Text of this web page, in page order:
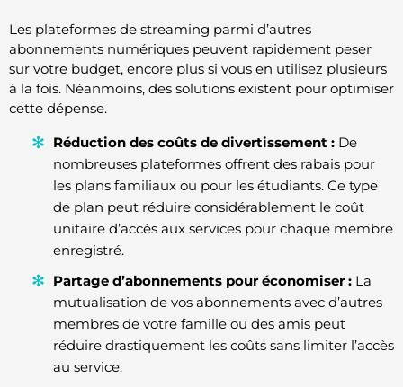
Les plateformes de streaming parmi d’autres
abonnements numériques peuvent rapidement peser
sur votre budget, encore plus si vous en utilisez plusieurs
à la fois. Néanmoins, des solutions existent pour optimiser
cette dépense.
Réduction des coûts de divertissement : De
nombreuses plateformes offrent des rabais pour
les plans familiaux ou pour les étudiants. Ce type
de plan peut réduire considérablement le coût
unitaire d’accès aux services pour chaque membre
enregistré.
Partage d’abonnements pour économiser : La
mutualisation de vos abonnements avec d’autres
membres de votre famille ou des amis peut
réduire drastiquement les coûts sans limiter l’accès
au service.